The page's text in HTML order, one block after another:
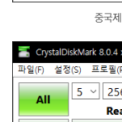
중국